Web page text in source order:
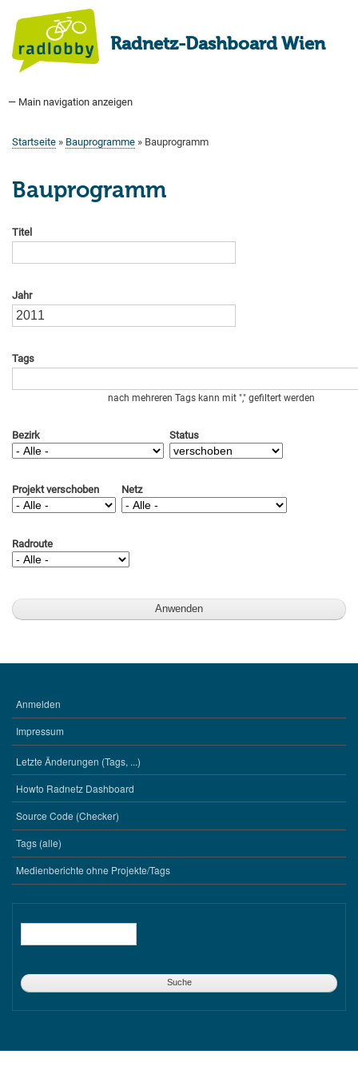
Inhalt
Radnetz-Dashboard Wien
Main
— Main navigation anzeigen
Startseite
Bauprogramm
Aktuell Geplant
Weitere Bauprojekte
Hauptradverkehrsnetz
Bezirke
Medienberichte
Tags
Über uns
Startseite Bauprogramme Bauprogramm
Bauprogramm
Titel
Jahr
Tags
nach mehreren Tags kann mit "," gefiltert werden
Bezirk Status
Projekt verschoben Netz
Radroute
BENUTZERMENÜ
Anmelden
Impressum
WERKZEUGE
Letzte Änderungen (Tags, ...)
Howto Radnetz Dashboard
Source Code (Checker)
Tags (alle)
Medienberichte ohne Projekte/Tags
Suche